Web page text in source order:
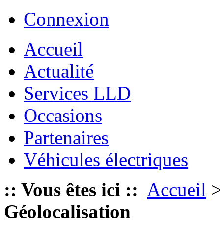
Connexion
Accueil
Actualité
Services LLD
Occasions
Partenaires
Véhicules électriques
:: Vous êtes ici :: Accueil
Géolocalisation